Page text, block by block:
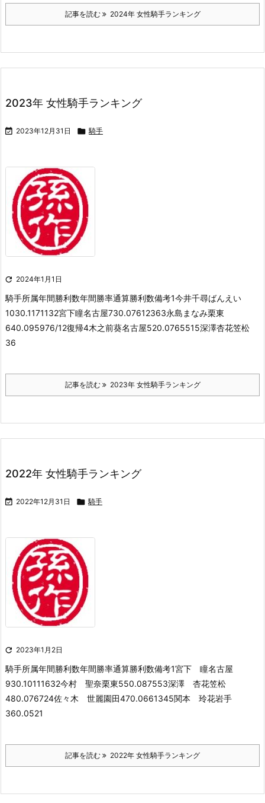
記事を読む 2024年 女性騎手ランキング
2023年 女性騎手ランキング
 2023年12月31日  騎手
 2024年1月1日
騎手所属年間勝利数年間勝率通算勝利数備考1今井千尋ばんえい
1030.1171132宮下瞳名古屋730.07612363永島まなみ栗東
640.095976/12復帰4木之前葵名古屋520.0765515深澤杏花笠松
36
記事を読む 2023年 女性騎手ランキング
2022年 女性騎手ランキング
 2022年12月31日  騎手
 2023年1月2日
騎手所属年間勝利数年間勝率通算勝利数備考1宮下 瞳名古屋
930.10111632今村 聖奈栗東550.087553深澤 杏花笠松
480.076724佐々木 世麗園田470.0661345関本 玲花岩手
360.0521
記事を読む 2022年 女性騎手ランキング